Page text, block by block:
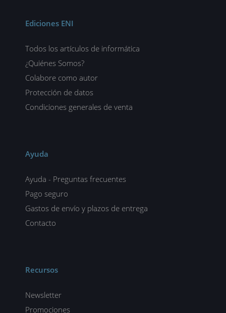
Ediciones ENI
Todos los artículos de informática
¿Quiénes Somos?
Colabore como autor
Protección de datos
Condiciones generales de venta
Ayuda
Ayuda - Preguntas frecuentes
Pago seguro
Gastos de envío y plazos de entrega
Contacto
Recursos
Newsletter
Promociones